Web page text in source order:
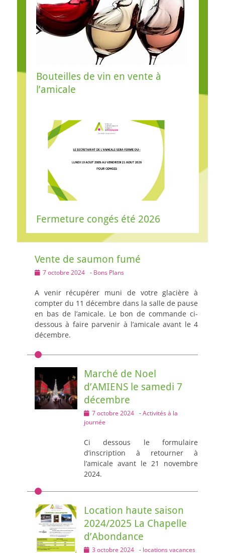
Bouteilles de vin en vente à
l’amicale
Fermeture congés été 2026
Vente de saumon fumé
Posted
7 octobre 2024 - Bons Plans
A venir récupérer muni de votre glacière à
compter du 11 décembre dans la salle de pause
en bas de l’amicale. Le bon de commande ci-
dessous à faire parvenir à l’amicale avant le 4
décembre.
Marché de Noel
d’AMIENS le samedi 7
décembre
Posted
on
7 octobre 2024 -Activités à la
journée
Ci dessous le formulaire
d’inscription à retourner à
l’amicale avant le 21 novembre
2024.
Location haute saison
2024/2025 La Chapelle
d’Abondance
Posted
3 octobre 2024 - locations vacances